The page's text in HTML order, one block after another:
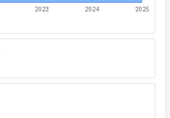
2023 2024 2025